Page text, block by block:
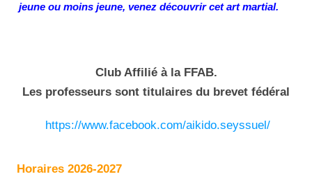
jeune ou moins jeune, venez découvrir cet art martial.
Club Affilié à la FFAB.
Les professeurs sont titulaires du brevet fédéral
https://www.facebook.com/aikido.seyssuel/
Horaires 2026-2027